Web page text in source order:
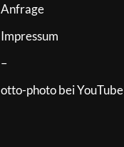
Anfrage
Impressum
–
otto-photo bei YouTube